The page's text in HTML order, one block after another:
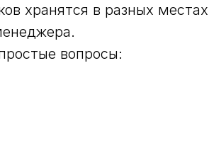
хранятся в разных
вопросы: